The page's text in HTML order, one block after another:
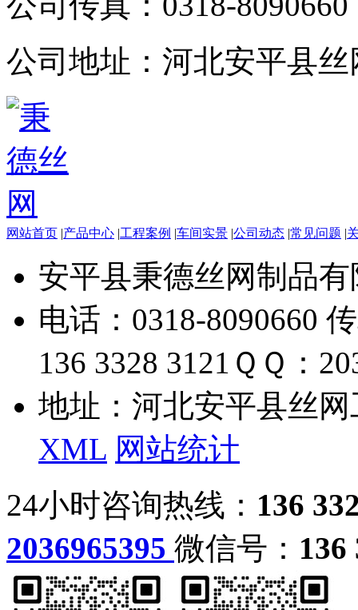
公司地址： 河北安平县
网站首页 |产品中心 |工程案例 |车间实景 |公司动态 |常见问题 |
安平县秉德丝网制品
电话：0318-8090660
136 3328 3121 ＱＱ：
地址：河北安平县丝
XML 网站统计
24小时咨询热线： 136
2036965395 微信号： 136